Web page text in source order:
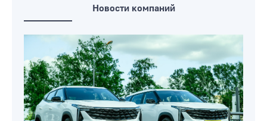
Новости компаний